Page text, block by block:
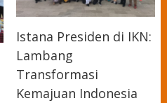
Istana Presiden di IKN:
Lambang
Transformasi
Kemajuan Indonesia